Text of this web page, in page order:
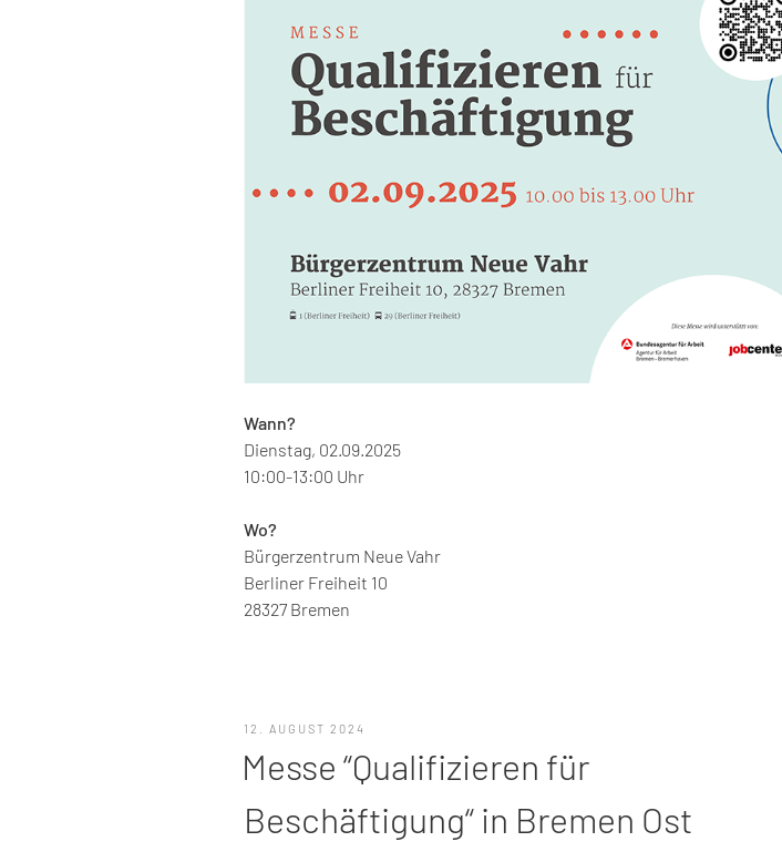
Wann?
Dienstag, 02.09.2025
10:00-13:00 Uhr
Wo?
Bürgerzentrum Neue Vahr
Berliner Freiheit 10
28327 Bremen
VERÖFFENTLICHT
12. AUGUST 2024
Messe “Qualifizieren für
Beschäftigung“ in Bremen Ost